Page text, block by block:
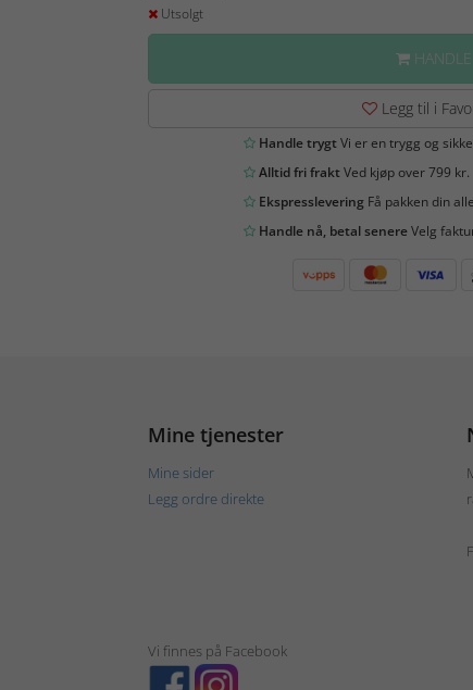
Utsolgt
HANDLE
Legg til i
Handle trygtVi er en trygg og
Alltid fri fraktVed kjøp over 799 kr.
EkspressleveringFå pakken din
Handle nå, betal senereVelg
Mine tjenester
Mine sider
Legg ordre direkte
Vi finnes på Facebook